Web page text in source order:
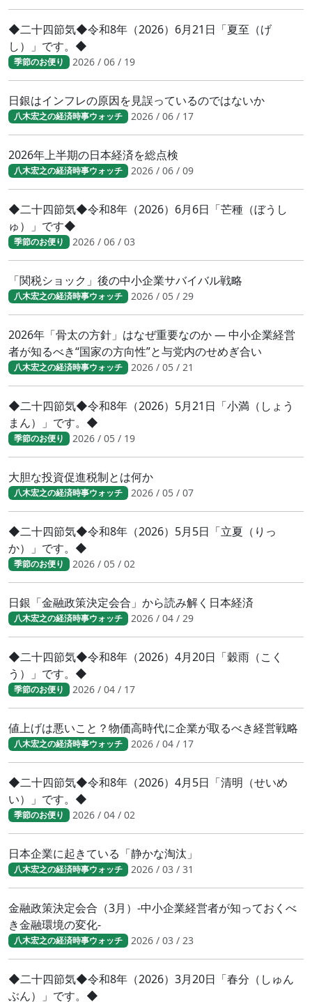
◆二十四節気◆令和8年（2026）6月21日「夏至（げ
し）」です。◆
季節のお便り 2026 / 06 / 19
日銀はインフレの原因を見誤っているのではないか
八木宏之の経済時事ウォッチ 2026 / 06 / 17
2026年上半期の日本経済を総点検
八木宏之の経済時事ウォッチ 2026 / 06 / 09
◆二十四節気◆令和8年（2026）6月6日「芒種（ぼうし
ゅ）」です◆
季節のお便り 2026 / 06 / 03
「関税ショック」後の中小企業サバイバル戦略
八木宏之の経済時事ウォッチ 2026 / 05 / 29
2026年「骨太の方針」はなぜ重要なのか ― 中小企業経営
者が知るべき“国家の方向性”と与党内のせめぎ合い
八木宏之の経済時事ウォッチ 2026 / 05 / 21
◆二十四節気◆令和8年（2026）5月21日「小満（しょう
まん）」です。◆
季節のお便り 2026 / 05 / 19
大胆な投資促進税制とは何か
八木宏之の経済時事ウォッチ 2026 / 05 / 07
◆二十四節気◆令和8年（2026）5月5日「立夏（りっ
か）」です。◆
季節のお便り 2026 / 05 / 02
日銀「金融政策決定会合」から読み解く日本経済
八木宏之の経済時事ウォッチ 2026 / 04 / 29
◆二十四節気◆令和8年（2026）4月20日「穀雨（こく
う）」です。◆
季節のお便り 2026 / 04 / 17
値上げは悪いこと？物価高時代に企業が取るべき経営戦略
八木宏之の経済時事ウォッチ 2026 / 04 / 17
◆二十四節気◆令和8年（2026）4月5日「清明（せいめ
い）」です。◆
季節のお便り 2026 / 04 / 02
日本企業に起きている「静かな淘汰」
八木宏之の経済時事ウォッチ 2026 / 03 / 31
金融政策決定会合（3月）-中小企業経営者が知っておくべ
き金融環境の変化-
八木宏之の経済時事ウォッチ 2026 / 03 / 23
◆二十四節気◆令和8年（2026）3月20日「春分（しゅん
ぶん）」です。◆